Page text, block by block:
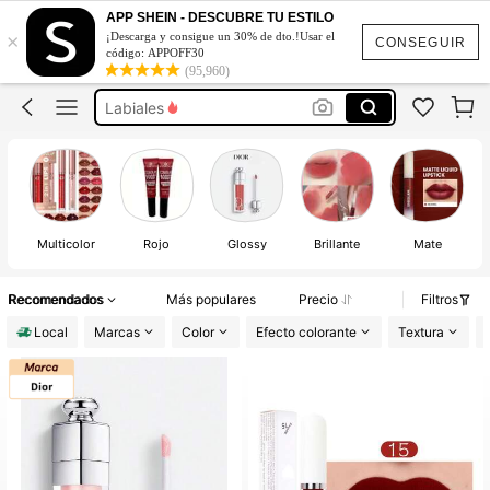
CONSEGUIR
×
APP SHEIN - DESCUBRE TU ESTILO
¡Descarga y consigue un 30% de dto.!Usar el
código: APPOFF30
(95,960)
Labial Larga Duración
Sheglam
Sheglam Maquillaje
Labiales
Labial Larga Duración
Sheglam
Multicolor Rojo Glossy Brillante Mate
Recomendados Más populares Precio
Filtros
Local
Marcas Color Efecto colorante Textura